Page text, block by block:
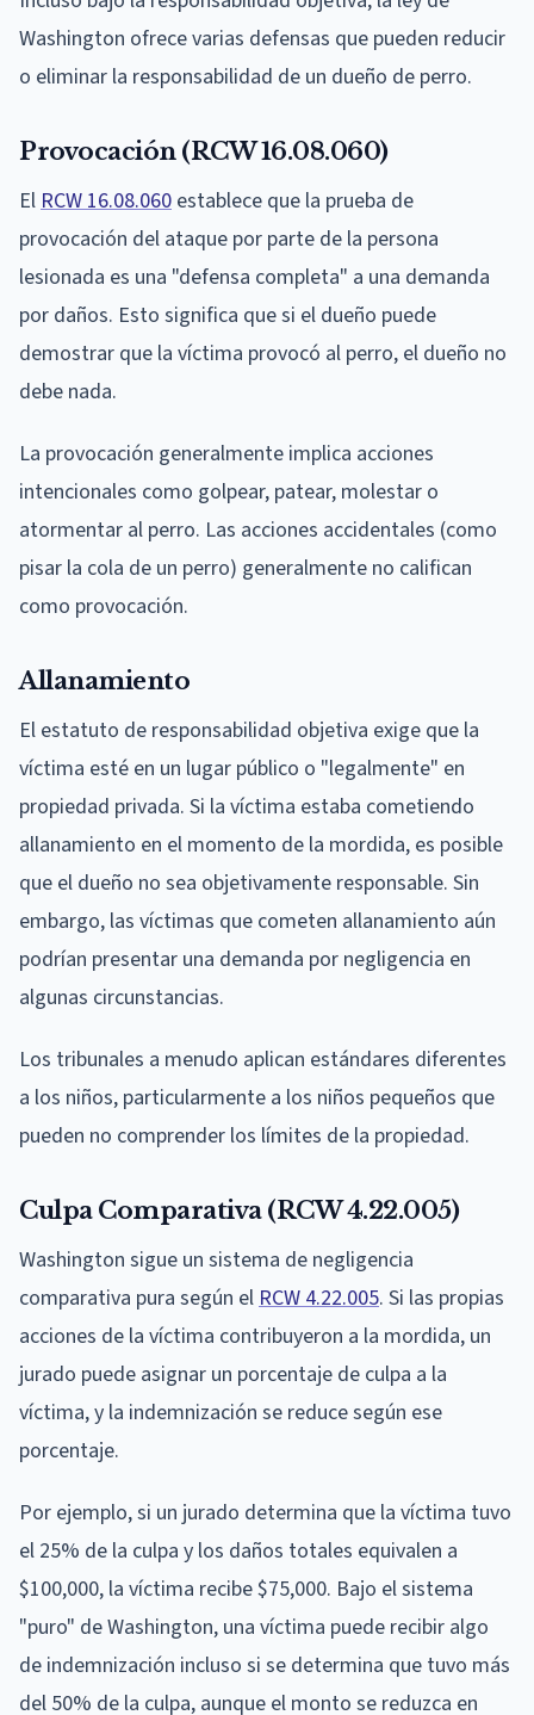
Washington ofrece varias defensas que pueden reducir
o eliminar la responsabilidad de un dueño de perro.
Provocación (RCW 16.08.060)
El RCW 16.08.060 establece que la prueba de
provocación del ataque por parte de la persona
lesionada es una "defensa completa" a una demanda
por daños. Esto significa que si el dueño puede
demostrar que la víctima provocó al perro, el dueño no
debe nada.
La provocación generalmente implica acciones
intencionales como golpear, patear, molestar o
atormentar al perro. Las acciones accidentales (como
pisar la cola de un perro) generalmente no califican
como provocación.
Allanamiento
El estatuto de responsabilidad objetiva exige que la
víctima esté en un lugar público o "legalmente" en
propiedad privada. Si la víctima estaba cometiendo
allanamiento en el momento de la mordida, es posible
que el dueño no sea objetivamente responsable. Sin
embargo, las víctimas que cometen allanamiento aún
podrían presentar una demanda por negligencia en
algunas circunstancias.
Los tribunales a menudo aplican estándares diferentes
a los niños, particularmente a los niños pequeños que
pueden no comprender los límites de la propiedad.
Culpa Comparativa (RCW 4.22.005)
Washington sigue un sistema de negligencia
comparativa pura según el RCW 4.22.005. Si las propias
acciones de la víctima contribuyeron a la mordida, un
jurado puede asignar un porcentaje de culpa a la
víctima, y la indemnización se reduce según ese
porcentaje.
Por ejemplo, si un jurado determina que la víctima tuvo
el 25% de la culpa y los daños totales equivalen a
$100,000, la víctima recibe $75,000. Bajo el sistema
"puro" de Washington, una víctima puede recibir algo
de indemnización incluso si se determina que tuvo más
del 50% de la culpa, aunque el monto se reduzca en